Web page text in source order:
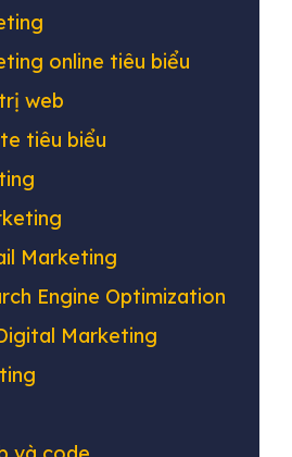
online tiêu biểu
web
tiêu biểu
Marketing
Engine Optimization
Marketing